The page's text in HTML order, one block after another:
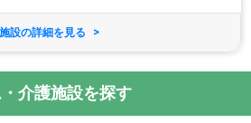
施設の詳細を見る
介護施設を探す